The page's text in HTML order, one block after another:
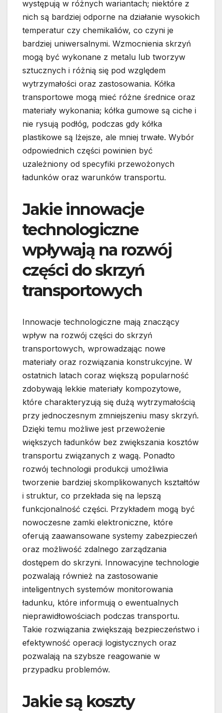
występują w różnych wariantach; niektóre z
nich są bardziej odporne na działanie wysokich
temperatur czy chemikaliów, co czyni je
bardziej uniwersalnymi. Wzmocnienia skrzyń
mogą być wykonane z metalu lub tworzyw
sztucznych i różnią się pod względem
wytrzymałości oraz zastosowania. Kółka
transportowe mogą mieć różne średnice oraz
materiały wykonania; kółka gumowe są ciche i
nie rysują podłóg, podczas gdy kółka
plastikowe są lżejsze, ale mniej trwałe. Wybór
odpowiednich części powinien być
uzależniony od specyfiki przewożonych
ładunków oraz warunków transportu.
Jakie innowacje
technologiczne
wpływają na rozwój
części do skrzyń
transportowych
Innowacje technologiczne mają znaczący
wpływ na rozwój części do skrzyń
transportowych, wprowadzając nowe
materiały oraz rozwiązania konstrukcyjne. W
ostatnich latach coraz większą popularność
zdobywają lekkie materiały kompozytowe,
które charakteryzują się dużą wytrzymałością
przy jednoczesnym zmniejszeniu masy skrzyń.
Dzięki temu możliwe jest przewożenie
większych ładunków bez zwiększania kosztów
transportu związanych z wagą. Ponadto
rozwój technologii produkcji umożliwia
tworzenie bardziej skomplikowanych kształtów
i struktur, co przekłada się na lepszą
funkcjonalność części. Przykładem mogą być
nowoczesne zamki elektroniczne, które
oferują zaawansowane systemy zabezpieczeń
oraz możliwość zdalnego zarządzania
dostępem do skrzyni. Innowacyjne technologie
pozwalają również na zastosowanie
inteligentnych systemów monitorowania
ładunku, które informują o ewentualnych
nieprawidłowościach podczas transportu.
Takie rozwiązania zwiększają bezpieczeństwo i
efektywność operacji logistycznych oraz
pozwalają na szybsze reagowanie w
przypadku problemów.
Jakie są koszty